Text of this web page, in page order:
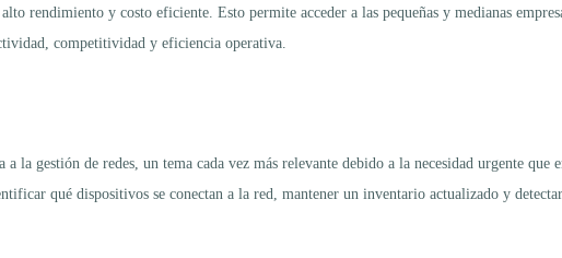
rendimiento y costo eficiente. Esto permite acceder a las pequeñas y medianas
competitividad y eficiencia operativa.
la gestión de redes, un tema cada vez más relevante debido a la necesidad urgente que
qué dispositivos se conectan a la red, mantener un inventario actualizado y